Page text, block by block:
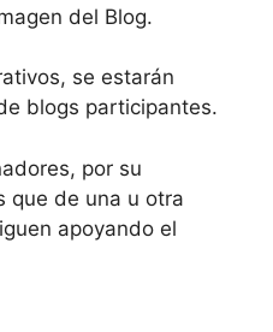
del Blog.
se estarán
blogs participantes.
por su
que de una u otra
apoyando el